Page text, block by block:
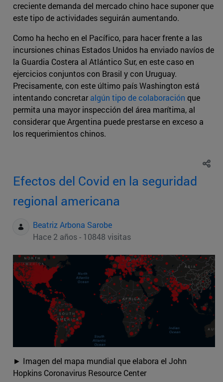
creciente demanda del mercado chino hace suponer que
este tipo de actividades seguirán aumentando.
Como ha hecho en el Pacífico, para hacer frente a las
incursiones chinas Estados Unidos ha enviado navíos de
la Guardia Costera al Atlántico Sur, en este caso en
ejercicios conjuntos con Brasil y con Uruguay.
Precisamente, con este último país Washington está
intentando concretaralgún tipo de colaboración que
permita una mayor inspección del área marítima, al
considerar que Argentina puede prestarse en exceso a
los requerimientos chinos.
Efectos del Covid en la seguridad
regional americana
Beatriz Arbona Sarobe
Hace 2 años - 10848 visitas
► Imagen del mapa mundial que elabora el John
Hopkins Coronavirus Resource Center